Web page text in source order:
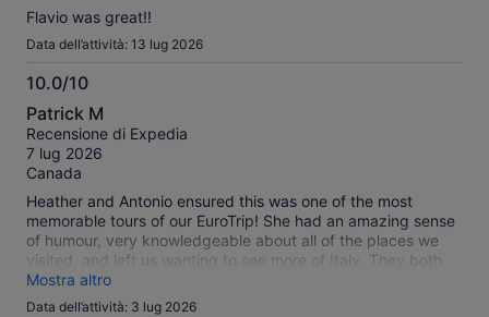
Flavio was great!!
Data dell’attività: 13 lug 2026
10.0/10
10.0
su
10
Patrick M
Recensione di Expedia
7 lug 2026
Canada
Heather and Antonio ensured this was one of the most
memorable tours of our EuroTrip! She had an amazing sense
of humour, very knowledgeable about all of the places we
visited, and left us wanting to see more of Italy. They both
deserve a raise!
Mostra altro
Data dell’attività: 3 lug 2026